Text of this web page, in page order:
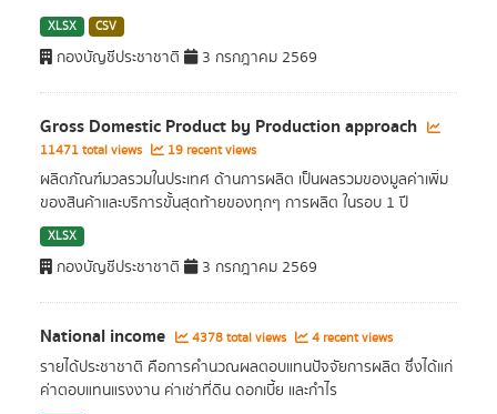
XLSX CSV
กองบัญชีประชาชาติ 3 กรกฎาคม 2569
Gross Domestic Product by Production approach
11471 total views 19 recent views
ผลิตภัณฑ์มวลรวมในประเทศ ด้านการผลิต เป็นผลรวมของมูลค่าเพิ่ม
ของสินค้าและบริการขั้นสุดท้ายของทุกๆ การผลิต ในรอบ 1 ปี
XLSX
กองบัญชีประชาชาติ 3 กรกฎาคม 2569
National income 4378 total views 4 recent views
รายได้ประชาชาติ คือการคำนวณผลตอบแทนปัจจัยการผลิต ซึ่งได้แก่
ค่าตอบแทนแรงงาน ค่าเช่าที่ดิน ดอกเบี้ย และกำไร